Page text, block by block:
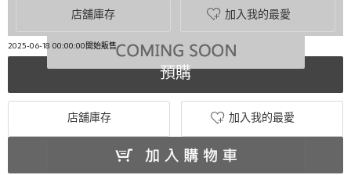
店舖庫存 加入我的最愛
2025-06-18 00:00:00開始販售
預購
店舖庫存 加入我的最愛